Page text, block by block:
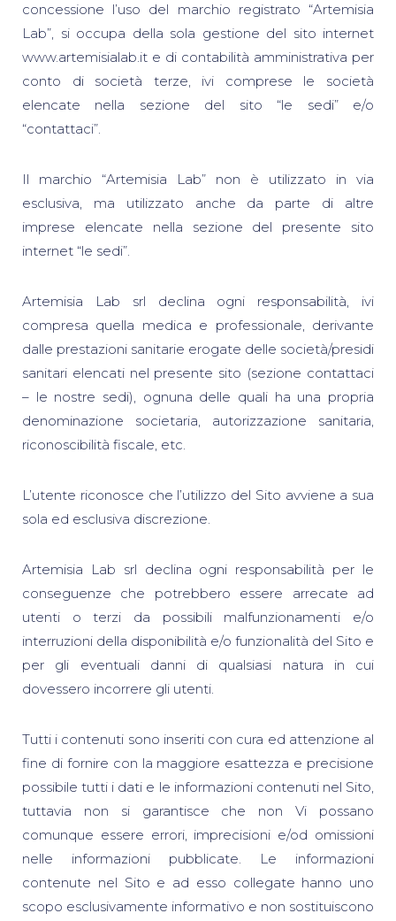
concessione l’uso del marchio registrato “Artemisia
Lab”, si occupa della sola gestione del sito internet
www.artemisialab.it e di contabilità amministrativa per
conto di società terze, ivi comprese le società
elencate nella sezione del sito “le sedi” e/o
“contattaci”.
Il marchio “Artemisia Lab” non è utilizzato in via
esclusiva, ma utilizzato anche da parte di altre
imprese elencate nella sezione del presente sito
internet “le sedi”.
Artemisia Lab srl declina ogni responsabilità, ivi
compresa quella medica e professionale, derivante
dalle prestazioni sanitarie erogate delle società/presidi
sanitari elencati nel presente sito (sezione contattaci
– le nostre sedi), ognuna delle quali ha una propria
denominazione societaria, autorizzazione sanitaria,
riconoscibilità fiscale, etc.
L’utente riconosce che l’utilizzo del Sito avviene a sua
sola ed esclusiva discrezione.
Artemisia Lab srl declina ogni responsabilità per le
conseguenze che potrebbero essere arrecate ad
utenti o terzi da possibili malfunzionamenti e/o
interruzioni della disponibilità e/o funzionalità del Sito e
per gli eventuali danni di qualsiasi natura in cui
dovessero incorrere gli utenti.
Tutti i contenuti sono inseriti con cura ed attenzione al
fine di fornire con la maggiore esattezza e precisione
possibile tutti i dati e le informazioni contenuti nel Sito,
tuttavia non si garantisce che non Vi possano
comunque essere errori, imprecisioni e/od omissioni
nelle informazioni pubblicate. Le informazioni
contenute nel Sito e ad esso collegate hanno uno
scopo esclusivamente informativo e non sostituiscono